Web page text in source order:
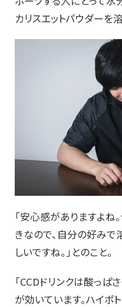
カリスエットパウダーを
「安心感がありますよね
きなので、自分の好み
しいですね。」とのこと。
「CCDドリンクは酸っぱ
が効いています。ハイポ